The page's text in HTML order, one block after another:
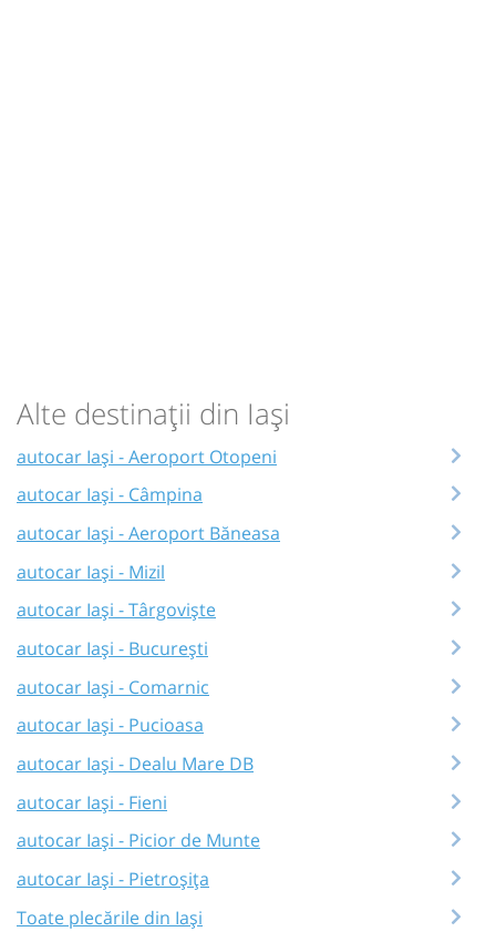
Alte destinații din Iași
autocar Iași - Aeroport Otopeni
autocar Iași - Câmpina
autocar Iași - Aeroport Băneasa
autocar Iași - Mizil
autocar Iași - Târgoviște
autocar Iași - București
autocar Iași - Comarnic
autocar Iași - Pucioasa
autocar Iași - Dealu Mare DB
autocar Iași - Fieni
autocar Iași - Picior de Munte
autocar Iași - Pietroșița
Toate plecările din Iași